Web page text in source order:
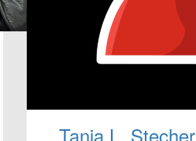
Tanja L. Stecher